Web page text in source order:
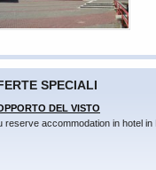
SPECIALI
DEL VISTO
reserve accommodation in hotel